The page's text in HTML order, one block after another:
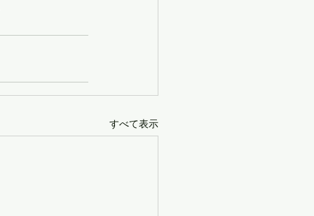
すべて表示